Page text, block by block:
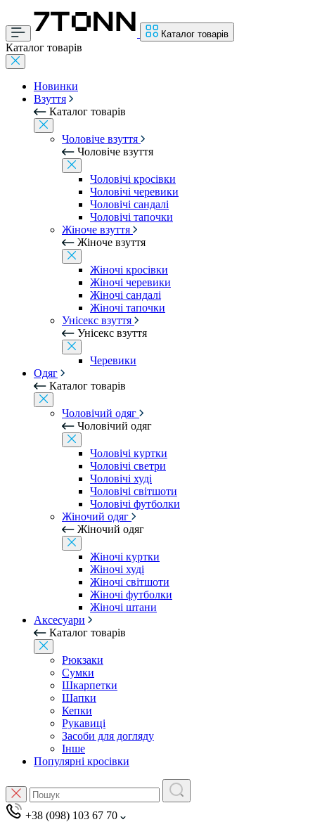
Каталог товарів
Каталог товарів
Новинки
Взуття
Каталог товарів
Чоловіче взуття
Чоловіче взуття
Чоловічі кросівки
Чоловічі черевики
Чоловічі сандалі
Чоловічі тапочки
Жіноче взуття
Жіноче взуття
Жіночі кросівки
Жіночі черевики
Жіночі сандалі
Жіночі тапочки
Унісекс взуття
Унісекс взуття
Черевики
Одяг
Каталог товарів
Чоловічий одяг
Чоловічий одяг
Чоловічі куртки
Чоловічі светри
Чоловічі худі
Чоловічі світшоти
Чоловічі футболки
Жіночий одяг
Жіночий одяг
Жіночі куртки
Жіночі худі
Жіночі світшоти
Жіночі футболки
Жіночі штани
Аксесуари
Каталог товарів
Рюкзаки
Сумки
Шкарпетки
Шапки
Кепки
Рукавиці
Засоби для догляду
Інше
Популярні кросівки
+38 (098) 103 67 70